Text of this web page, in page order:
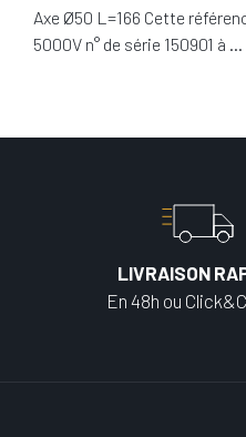
Axe Ø50 L=166 Cette
5000V n° de série 150901 à …
LIVRAISON
En 48h ou